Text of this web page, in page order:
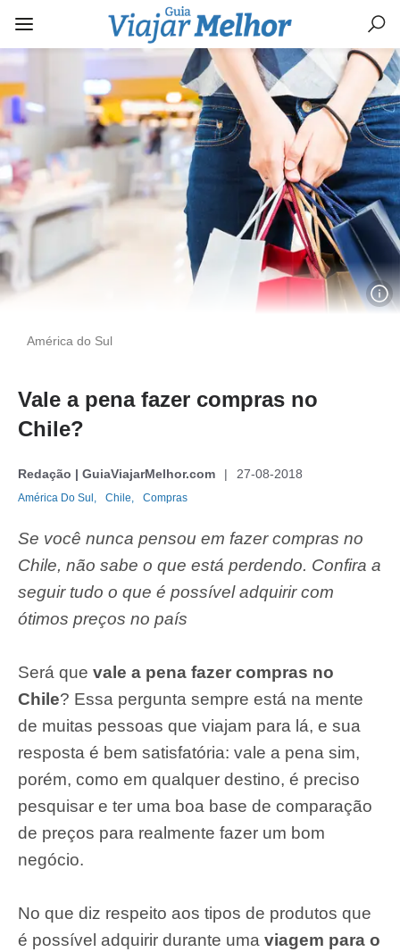
América do Sul
Vale a pena fazer compras no
Chile?
Redação | GuiaViajarMelhor.com 27-08-2018
América Do Sul, Chile, Compras
Se você nunca pensou em fazer compras no
Chile, não sabe o que está perdendo. Confira a
seguir tudo o que é possível adquirir com
ótimos preços no país
Será que vale a pena fazer compras no
Chile? Essa pergunta sempre está na mente
de muitas pessoas que viajam para lá, e sua
resposta é bem satisfatória: vale a pena sim,
porém, como em qualquer destino, é preciso
pesquisar e ter uma boa base de comparação
de preços para realmente fazer um bom
negócio.
No que diz respeito aos tipos de produtos que
é possível adquirir durante uma viagem para o